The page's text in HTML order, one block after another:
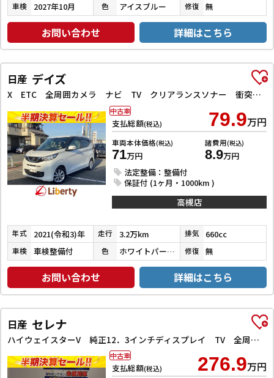
車検 2027年10月 色 アイスブルー 修復 無
お問い合わせ 詳細はこちら
日産 デイズ
X ETC 全周囲カメラ ナビ TV クリアランスソナー 衝突被害軽減システム オートライト スマートキー アイドリングストップ 電動格納ミラー ベンチシート CVT 盗難防止システム
支払総額(税込) 79.9万円
車両本体価格(税込)
71万円
諸費用(税込)
8.9万円
法定整備：整備付
保証付 (1ヶ月・1000km )
中古車
高槻店
年式 2021(令和3)年 走行 3.2万km 排気 660cc
車検 車検整備付 色 ホワイトパール３コートパール 修復 無
お問い合わせ 詳細はこちら
日産 セレナ
ハイウェイスターV 純正12．3インチディスプレイ TV 全周囲カメラ ETC2．0 デジタルインナーミラー アダプティブクルーズコントロール 衝突被害軽減システム 両側電動スライドドア LEDヘッドランプ スマートキー
支払総額(税込) 276.9万円
中古車